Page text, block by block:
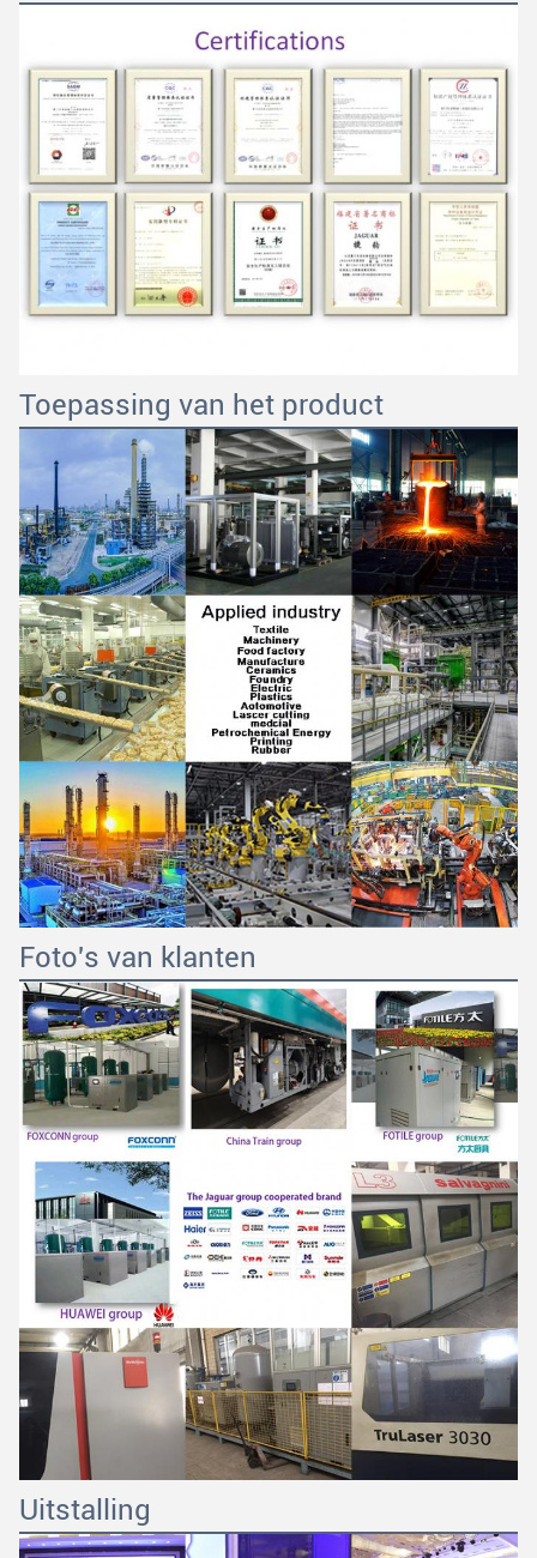
Toepassing van het product
Foto's van klanten
Uitstalling